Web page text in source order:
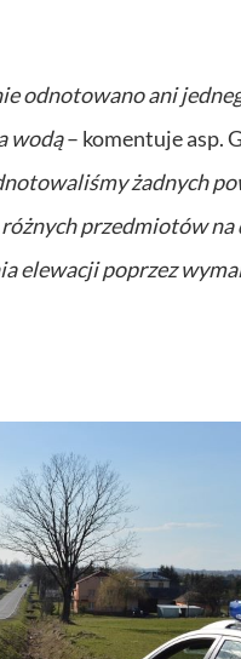
odnotowano ani
wodą– komentuje asp.
żadnych
przedmiotów
elewacji poprzez